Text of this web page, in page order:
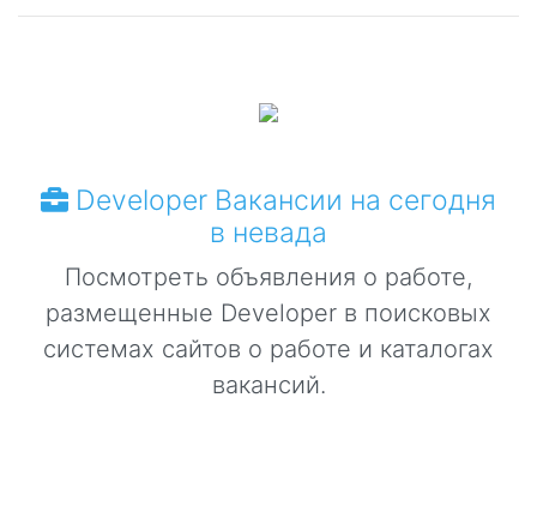
Developer Вакансии на сегодня
в невада
Посмотреть объявления о работе,
размещенные Developer в поисковых
системах сайтов о работе и каталогах
вакансий.